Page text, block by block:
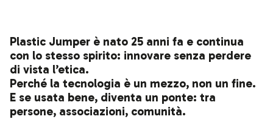
Plastic Jumper è nato 25 anni fa e continua
con lo stesso spirito: innovare senza perdere
di vista l’etica.
Perché la tecnologia è un mezzo, non un fine.
E se usata bene, diventa un ponte: tra
persone, associazioni, comunità.